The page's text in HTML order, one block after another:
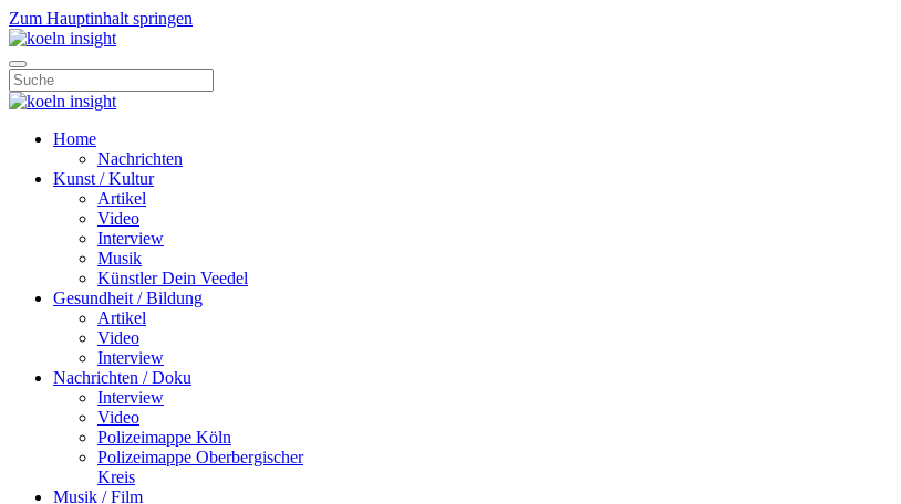
Zum Hauptinhalt springen
Home
Nachrichten
Kunst / Kultur
Artikel
Video
Interview
Musik
Künstler Dein Veedel
Gesundheit / Bildung
Artikel
Video
Interview
Nachrichten / Doku
Interview
Video
Polizeimappe Köln
Polizeimappe Oberbergischer
Kreis
Musik / Film